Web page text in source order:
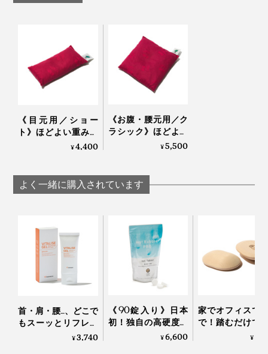
り、本を読んだりできて、いろんな部位を温め＆冷やし
やすい人気のカタチです。
アームピローとしても使いやすい幅広な形状。冷えてい
ることに気づきづらい手首まわりを温めると、上半身が
温めるとチェリー種特有の香りがふわっと漂うのです
が、「この香りが好き」、「気にならない」、「ちょっ
と苦手」と、スタッフの意見がわかれました。
香りが気になる方は、一度お湯で洗っていただくと緩和
ちなみに私は、何度か使っているうちに「発酵したての
焼く前のパン」みたいな香りに安心感を抱くようになり
《目元用／ショー
ト》ほどよい重みと
蒸気で、じんわり気
働者が見つけた伝統
的ヒーリング「チェ
チュラ
¥4,400
《お腹・腰元用／ク
ラシック》ほどよい
重みと蒸気で、じん
造の労働者が見つけ
た伝統的ヒーリング
イナチュラ
¥5,500
よく一緒に購入されています
首・肩・腰…、どこで
もスーッとリフレッ
シュする「バイタラ
¥3,740
《90錠入り》日本
初！独自の高硬度マ
イクロカプセル技術
¥6,600
家でオフィスで
で！踏むだけで
ら元気になれる
¥